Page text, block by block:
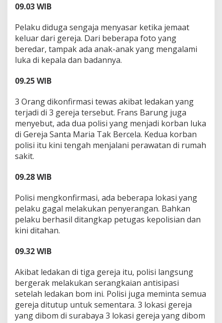
09.03 WIB
Pelaku diduga sengaja menyasar ketika jemaat
keluar dari gereja. Dari beberapa foto yang
beredar, tampak ada anak-anak yang mengalami
luka di kepala dan badannya.
09.25 WIB
3 Orang dikonfirmasi tewas akibat ledakan yang
terjadi di 3 gereja tersebut. Frans Barung juga
menyebut, ada dua polisi yang menjadi korban luka
di Gereja Santa Maria Tak Bercela. Kedua korban
polisi itu kini tengah menjalani perawatan di rumah
sakit.
09.28 WIB
Polisi mengkonfirmasi, ada beberapa lokasi yang
pelaku gagal melakukan penyerangan. Bahkan
pelaku berhasil ditangkap petugas kepolisian dan
kini ditahan.
09.32 WIB
Akibat ledakan di tiga gereja itu, polisi langsung
bergerak melakukan serangkaian antisipasi
setelah ledakan bom ini. Polisi juga meminta semua
gereja ditutup untuk sementara. 3 lokasi gereja
yang dibom di surabaya 3 lokasi gereja yang dibom